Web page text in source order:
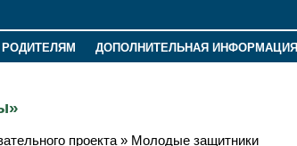
РОДИТЕЛЯМ ДОПОЛНИТЕЛЬНАЯ ИНФОРМАЦИЯ
проекта » Молодые защитники